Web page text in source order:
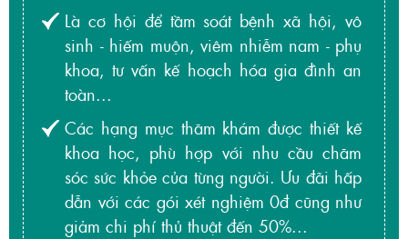
Là cơ hội để tầm soát bệnh xã hội, vô
sinh - hiếm muộn, viêm nhiễm nam - phụ
khoa, tư vấn kế hoạch hóa gia đình an
toàn...
Các hạng mục thăm khám được thiết kế
khoa học, phù hợp với nhu cầu chăm
sóc sức khỏe của từng người. Ưu đãi hấp
dẫn với các gói xét nghiệm 0đ cũng như
giảm chi phí thủ thuật đến 50%...